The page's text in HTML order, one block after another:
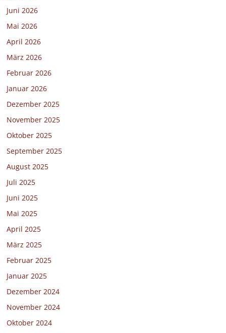
Juni 2026
Mai 2026
April 2026
März 2026
Februar 2026
Januar 2026
Dezember 2025
November 2025
Oktober 2025
September 2025
August 2025
Juli 2025
Juni 2025
Mai 2025
April 2025
März 2025
Februar 2025
Januar 2025
Dezember 2024
November 2024
Oktober 2024